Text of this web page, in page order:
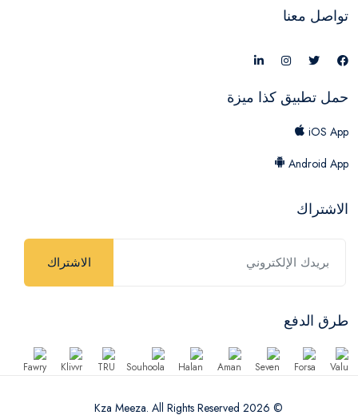
تواصل معنا
حمل تطبيق كذا ميزة
iOS App
Android App
الاشتراك
الاشتراك
طرق الدفع
© 2026 Kza Meeza. All Rights Reserved